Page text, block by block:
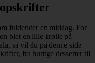
fuldender en middag. For
blot en lille krølle på
så vil du på denne side
fra hurtige desserter til